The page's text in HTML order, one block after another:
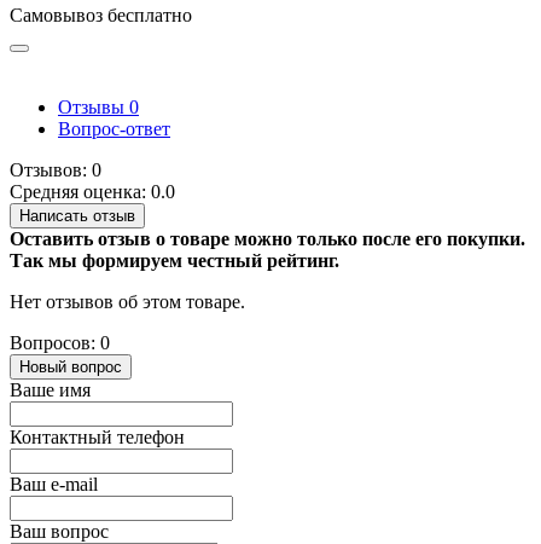
Самовывоз бесплатно
Отзывы 0
Вопрос-ответ
Отзывов: 0
Средняя оценка: 0.0
Написать отзыв
Оставить отзыв о товаре можно только после его покупки.
Так мы формируем честный рейтинг.
Нет отзывов об этом товаре.
Вопросов: 0
Новый вопрос
Ваше имя
Контактный телефон
Ваш e-mail
Ваш вопрос